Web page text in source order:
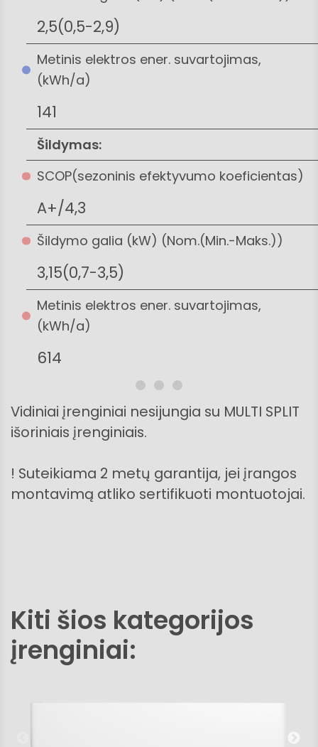
2,5(0,5-2,9)
Metinis elektros ener. suvartojimas,
(kWh/a)
141
Šildymas:
SCOP(sezoninis efektyvumo koeficientas)
A+/4,3
Šildymo galia (kW) (Nom.(Min.-Maks.))
3,15(0,7-3,5)
Metinis elektros ener. suvartojimas,
(kWh/a)
614
Vidiniai įrenginiai nesijungia su MULTI SPLIT
išoriniais įrenginiais.
! Suteikiama 2 metų garantija, jei įrangos
montavimą atliko sertifikuoti montuotojai.
Kiti šios kategorijos
įrenginiai: